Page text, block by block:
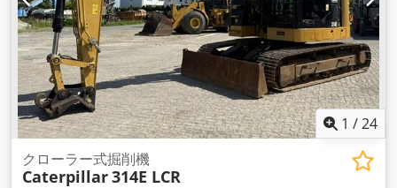
1 /24
クローラー式掘削機
Caterpillar314E LCR